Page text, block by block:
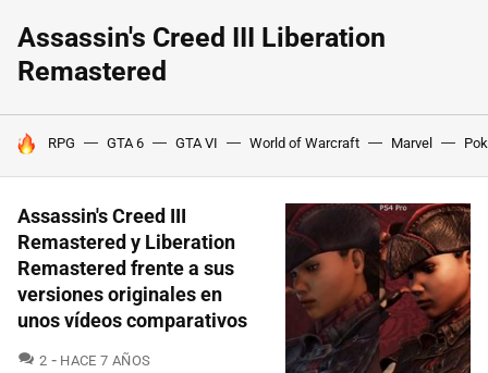
Assassin's Creed III Liberation
Remastered
HOY SE HABLA DE
RPG GTA 6 GTA VI World of Warcraft Marvel
Assassin's Creed III
Remastered y Liberation
Remastered frente a sus
versiones originales en
unos vídeos comparativos
2 COMENTARIOS
HACE 7 AÑOS